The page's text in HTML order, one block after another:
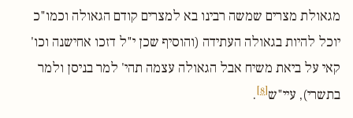
מגאולת מצרים שמשה רבינו בא למצרים קודם הגאולה וכמו"כ
יוכל להיות בגאולה העתידה (והוסיף שכן י"ל דזכו אחישנה וכו'
קאי על ביאת משיח אבל הגאולה עצמה תהי' למר בניסן ולמר
בתשרי), עיי"ש[8]
.